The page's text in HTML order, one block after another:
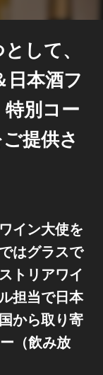
して、
日本酒フ
別コー
提供さ
イン大使を
はグラスで
トリアワイ
担当で日本
から取り寄
（飲み放